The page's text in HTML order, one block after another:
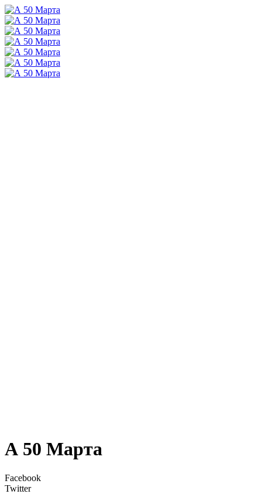
А 50 Марта
Facebook
Twitter